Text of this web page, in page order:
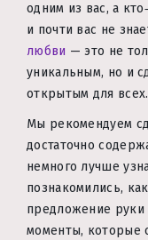
одним из вас, а
и почти вас не
любви — это не
уникальным, но и
открытым для всех.
Мы рекомендуем
достаточно
немного лучше
познакомились,
предложение руки
моменты, которые